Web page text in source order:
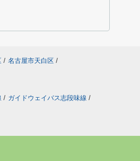
/ 名古屋市天白区 /
/ ガイドウェイバス志段味線 /